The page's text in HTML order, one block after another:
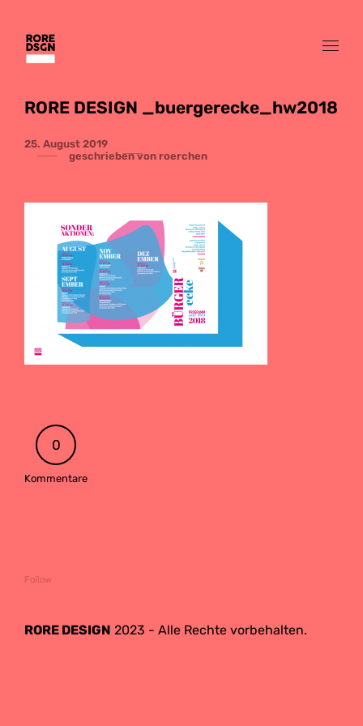
RORE DESIGN _buergerecke_hw2018
25. August 2019
geschrieben von roerchen
0
Kommentare
Follow
RORE DESIGN 2023 - Alle Rechte vorbehalten.